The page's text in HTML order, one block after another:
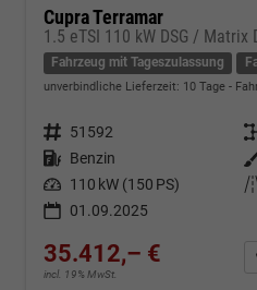
Cupra Terramar
1.5 eTSI 110 kW DSG / Matrix
Fahrzeug mit Tageszulassung
unverbindliche Lieferzeit: 10 Tage
Fahrzeugnr. 51592
Kraftstoff Benzin
Leistung 110 kW (150 PS)
01.09.2025
35.412,– €
incl. 19% MwSt.